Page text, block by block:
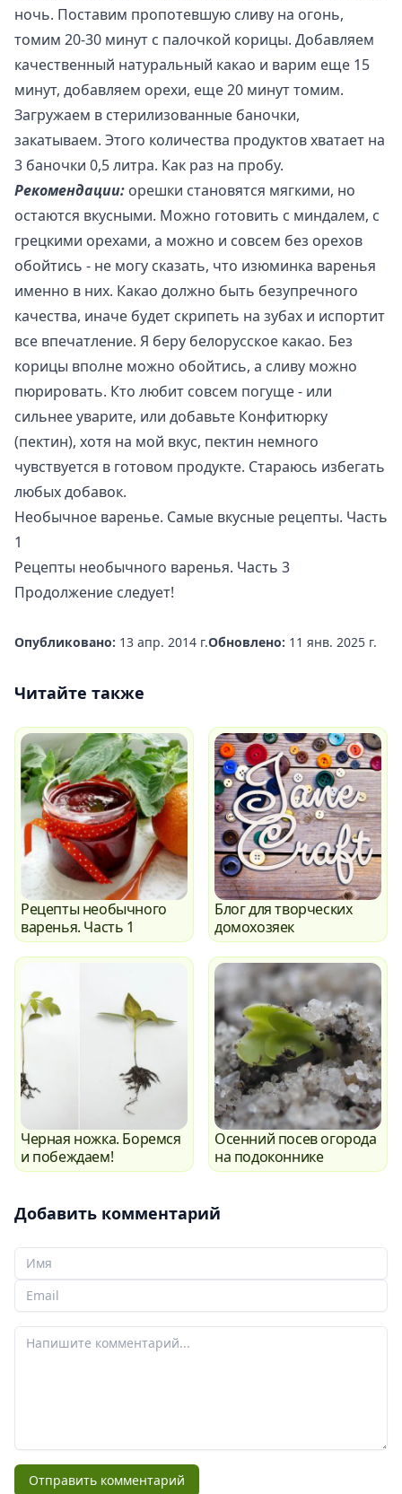
ночь. Поставим пропотевшую сливу на огонь,
томим 20-30 минут с палочкой корицы. Добавляем
качественный натуральный какао и варим еще 15
минут, добавляем орехи, еще 20 минут томим.
Загружаем в стерилизованные баночки,
закатываем. Этого количества продуктов хватает на
3 баночки 0,5 литра. Как раз на пробу.
Рекомендации: орешки становятся мягкими, но
остаются вкусными. Можно готовить с миндалем, с
грецкими орехами, а можно и совсем без орехов
обойтись - не могу сказать, что изюминка варенья
именно в них. Какао должно быть безупречного
качества, иначе будет скрипеть на зубах и испортит
все впечатление. Я беру белорусское какао. Без
корицы вполне можно обойтись, а сливу можно
пюрировать. Кто любит совсем погуще - или
сильнее уварите, или добавьте Конфитюрку
(пектин), хотя на мой вкус, пектин немного
чувствуется в готовом продукте. Стараюсь избегать
любых добавок.
Необычное варенье. Самые вкусные рецепты. Часть
1
Рецепты необычного варенья. Часть 3
Продолжение следует!
Опубликовано: 13 апр. 2014 г.Обновлено: 11 янв. 2025 г.
Читайте также
Рецепты необычного
варенья. Часть 1
Блог для творческих
домохозяек
Черная ножка. Боремся
и побеждаем!
Осенний посев огорода
на подоконнике
Добавить комментарий
Ваше Имя
Ваш email
Ваш комментарий
Отправить комментарий